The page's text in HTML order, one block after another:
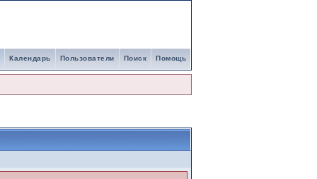
Помощь
Поиск
Пользователи
Календарь